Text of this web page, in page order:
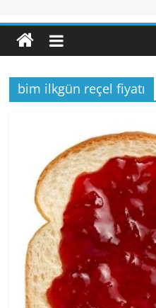
bim ilkgün reçel fiyatı